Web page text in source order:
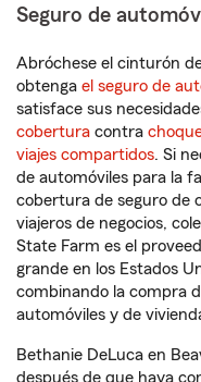
Seguro de
Abróchese el cinturón
obtenga el seguro de
satisface sus
cobertura contra
viajes compartidos. Si
de automóviles para la
cobertura de seguro de
viajeros de negocios,
State Farm es el
grande en los Estados
combinando la compra
automóviles y de
Bethanie DeLuca en
después de que haya